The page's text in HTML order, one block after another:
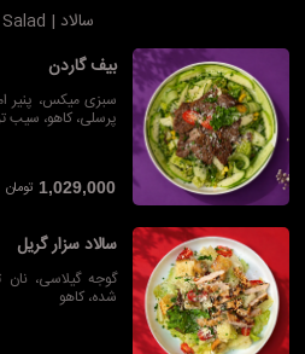
سالاد | Salad
بیف گاردن
سبزی میکس، پنیر
پرسلی، کاهو، سیب
1,029,000 تومان
سالاد سزار گریل
گوجه گیلاسی،
شده، کاهو